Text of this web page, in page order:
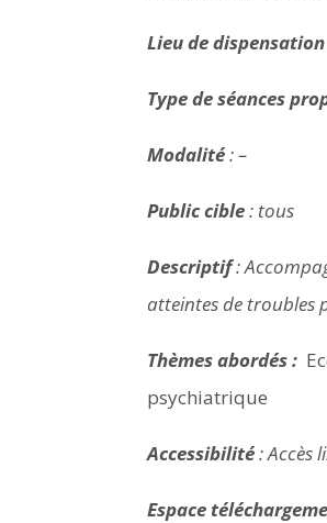
Lieu de
Type de séances
Modalité: –
Public cible: tous
Descriptif:
atteintes de troubles
Thèmes abordés :
psychiatrique
Accessibilité: Accès
Espace